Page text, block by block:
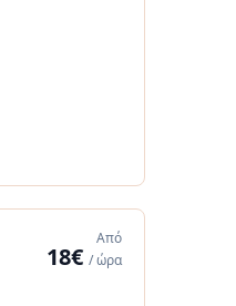
Από
18€/ ώρα